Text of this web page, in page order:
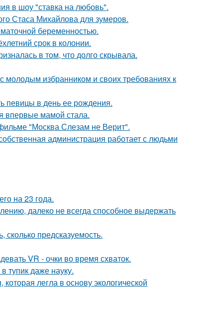
в шоу "ставка на любовь".
Стаса Михайлова для зумеров.
беременностью.
срок в колонии.
в том, что долго скрывала.
избранником и своих требованиях к
певицы в день ее рождения.
впервые мамой стала.
"Москва Слезам не Верит".
администрация работает с людьми
на 23 года.
далеко не всегда способное выдержать
сколько предсказуемость.
VR - очки во время схваток.
тупик даже науку.
легла в основу экологической